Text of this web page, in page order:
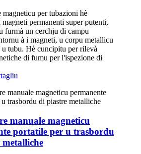
magneticu per tubazioni hè
permanenti super putenti,
furmà un cerchju di campu
à i magneti, u corpu metallicu
u tubu. Hè cuncipitu per rilevà
di fumu per l'ispezione di
manuale magneticu
portatile per u trasbordu